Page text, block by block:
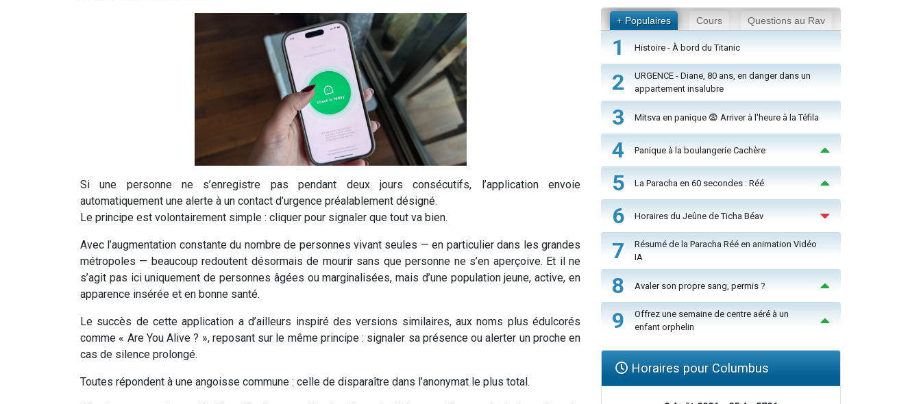
Si une personne ne s’enregistre pas pendant deux jours consécutifs, l’application envoie
automatiquement une alerte à un contact d’urgence préalablement désigné.
Le principe est volontairement simple : cliquer pour signaler que tout va bien.
Avec l’augmentation constante du nombre de personnes vivant seules — en particulier dans les grandes
métropoles — beaucoup redoutent désormais de mourir sans que personne ne s’en aperçoive. Et il ne
s’agit pas ici uniquement de personnes âgées ou marginalisées, mais d’une population jeune, active, en
apparence insérée et en bonne santé.
Le succès de cette application a d’ailleurs inspiré des versions similaires, aux noms plus édulcorés
comme « Are You Alive ? », reposant sur le même principe : signaler sa présence ou alerter un proche en
cas de silence prolongé.
Toutes répondent à une angoisse commune : celle de disparaître dans l’anonymat le plus total.
+ Populaires Cours Questions au Rav
1 Histoire - À bord du Titanic
2
URGENCE - Diane, 80 ans, en danger dans un
appartement insalubre
3 Mitsva en panique 😨 Arriver à l'heure à la Téfila
4 Panique à la boulangerie Cachère
5 La Paracha en 60 secondes : Réé
6 Horaires du Jeûne de Ticha Béav
7
Résumé de la Paracha Réé en animation Vidéo
IA
8 Avaler son propre sang, permis ?
9
Offrez une semaine de centre aéré à un
enfant orphelin
Horaires pour Columbus